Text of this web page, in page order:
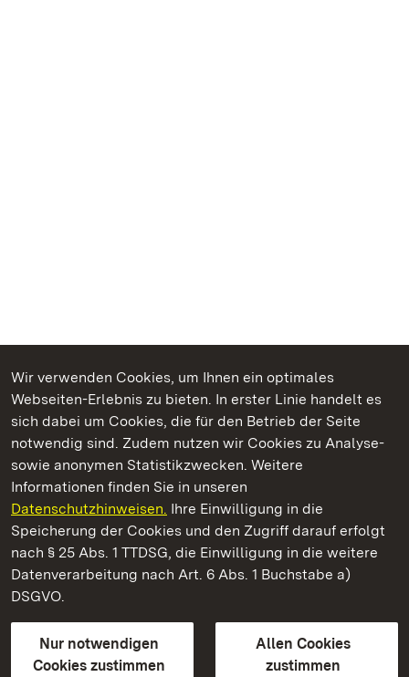
Wir verwenden Cookies, um Ihnen ein optimales
Webseiten-Erlebnis zu bieten. In erster Linie handelt es
sich dabei um Cookies, die für den Betrieb der Seite
notwendig sind. Zudem nutzen wir Cookies zu Analyse-
sowie anonymen Statistikzwecken. Weitere
Informationen finden Sie in unseren
Datenschutzhinweisen. Ihre Einwilligung in die
Speicherung der Cookies und den Zugriff darauf erfolgt
nach § 25 Abs. 1 TTDSG, die Einwilligung in die weitere
Datenverarbeitung nach Art. 6 Abs. 1 Buchstabe a)
DSGVO.
Nur notwendigen
Cookies zustimmen
Allen Cookies
zustimmen
Kommen. Staunen. Genießen.
Staatliche Schlösser und Gärten Baden‑Württemberg
Staatliche Schlösser und Gärten Baden-Württemberg
Kontakt
GebärdenspracheLeichte Sprache
Erklärung zur Barrierefreiheit
BITV-konform (geprüfte Seiten)